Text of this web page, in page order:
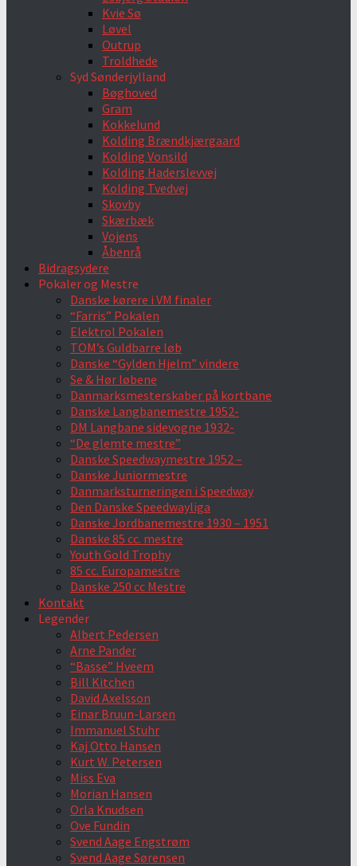
Kvie Sø
Løvel
Outrup
Troldhede
Syd Sønderjylland
Bøghoved
Gram
Kokkelund
Kolding Brændkjærgaard
Kolding Vonsild
Kolding Haderslevvej
Kolding Tvedvej
Skovby
Skærbæk
Vojens
Åbenrå
Bidragsydere
Pokaler og Mestre
Danske kørere i VM finaler
“Farris” Pokalen
Elektrol Pokalen
TOM’s Guldbarre løb
Danske “Gylden Hjelm” vindere
Se & Hør løbene
Danmarksmesterskaber på kortbane
Danske Langbanemestre 1952-
DM Langbane sidevogne 1932-
“De glemte mestre”
Danske Speedwaymestre 1952 –
Danske Juniormestre
Danmarksturneringen i Speedway
Den Danske Speedwayliga
Danske Jordbanemestre 1930 – 1951
Danske 85 cc. mestre
Youth Gold Trophy
85 cc. Europamestre
Danske 250 cc Mestre
Kontakt
Legender
Albert Pedersen
Arne Pander
“Basse” Hveem
Bill Kitchen
David Axelsson
Einar Bruun-Larsen
Immanuel Stuhr
Kaj Otto Hansen
Kurt W. Petersen
Miss Eva
Morian Hansen
Orla Knudsen
Ove Fundin
Svend Aage Engstrøm
Svend Aage Sørensen